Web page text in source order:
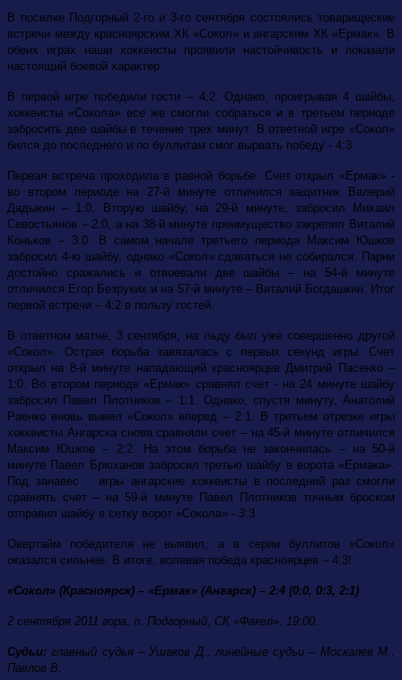
В поселке Подгорный 2-го и 3-го сентября состоялись товарищеские
встречи между красноярским ХК «Сокол» и ангарским ХК «Ермак». В
обеих играх наши хоккеисты проявили настойчивость и показали
настоящий боевой характер.
В первой игре победили гости – 4:2. Однако, проигрывая 4 шайбы,
хоккеисты «Сокола» все же смогли собраться и в третьем периоде
забросить две шайбы в течение трех минут. В ответной игре «Сокол»
бился до последнего и по буллитам смог вырвать победу - 4:3.
Первая встреча проходила в равной борьбе. Счет открыл «Ермак» -
во втором периоде на 27-й минуте отличился защитник Валерий
Дадыкин – 1:0. Вторую шайбу, на 29-й минуте, забросил Михаил
Севостьянов – 2:0, а на 38-й минуте преимущество закрепил Виталий
Коньков – 3:0. В самом начале третьего периода Максим Юшков
забросил 4-ю шайбу, однако «Сокол» сдаваться не собирался. Парни
достойно сражались и отвоевали две шайбы – на 54-й минуте
отличился Егор Безруких и на 57-й минуте – Виталий Богдашкин. Итог
первой встречи – 4:2 в пользу гостей.
В ответном матче, 3 сентября, на льду был уже совершенно другой
«Сокол». Острая борьба завязалась с первых секунд игры. Счет
открыл на 8-й минуте нападающий красноярцев Дмитрий Пасенко –
1:0. Во втором периоде «Ермак» сравнял счет - на 24 минуте шайбу
забросил Павел Плотников – 1:1. Однако, спустя минуту, Анатолий
Раенко вновь вывел «Сокол» вперед – 2:1. В третьем отрезке игры
хоккеисты Ангарска снова сравняли счет – на 45-й минуте отличился
Максим Юшков – 2:2. На этом борьба не закончилась – на 50-й
минуте Павел Брюханов забросил третью шайбу в ворота «Ермака».
Под занавес игры ангарские хоккеисты в последний раз смогли
сравнять счет – на 59-й минуте Павел Плотников точным броском
отправил шайбу в сетку ворот «Сокола» - 3:3.
Овертайм победителя не выявил, а в серии буллитов «Сокол»
оказался сильнее. В итоге, волевая победа красноярцев – 4:3!
«Сокол» (Красноярск) – «Ермак» (Ангарск) – 2:4 (0:0, 0:3, 2:1)
2 сентября 2011 гора, п. Подгорный, СК «Факел», 19:00.
Судьи: главный судья – Ушаков Д., линейные судьи – Москалев М.,
Павлов В.